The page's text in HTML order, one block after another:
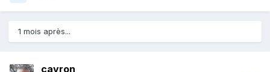
1 mois après...
cayron